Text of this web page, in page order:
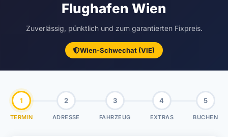
Flughafen Wien
Zuverlässig, pünktlich und zum garantierten Fixpreis.
Wien-Schwechat (VIE)
1
TERMIN
2
ADRESSE
3
FAHRZEUG
4
EXTRAS
5
BUCHEN